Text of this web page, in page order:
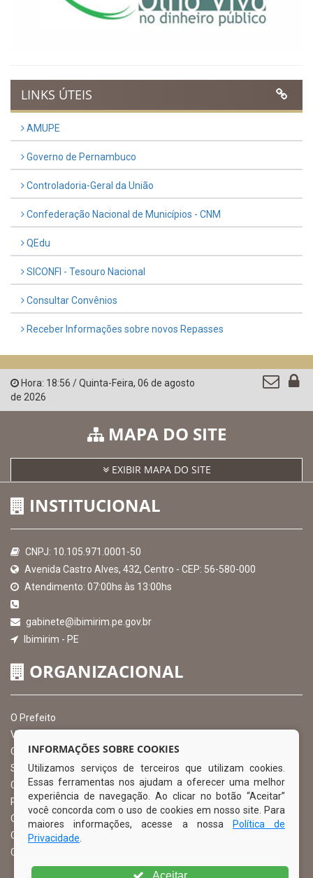
LINKS ÚTEIS
AMUPE
Governo de Pernambuco
Controladoria-Geral da União
Confederação Nacional de Municípios - CNM
QEdu
SICONFI - Tesouro Nacional
Consultar Convênios
Receber Informações sobre novos Repasses
Hora: 18:56 /Quinta-Feira, 06 de agosto
de 2026
MAPA DO SITE
EXIBIR MAPA DO SITE
INSTITUCIONAL
CNPJ: 10.105.971.0001-50
Avenida Castro Alves, 432, Centro - CEP: 56-580-000
Atendimento: 07:00hs às 13:00hs
gabinete@ibimirim.pe.gov.br
Ibimirim - PE
ORGANIZACIONAL
O Prefeito
Vice Prefeito
Ouvidoria Municipal
Serviço de Informação ao Cidadão – SIC
Chefe de Gabinete
Procuradoria Geral
Órgão de Controle Interno
Organograma
Comissão Permanente de Licitação – CPL
INFORMAÇÕES SOBRE COOKIES
Utilizamos serviços de terceiros que utilizam cookies.
Essas ferramentas nos ajudam a oferecer uma melhor
experiência de navegação. Ao clicar no botão “Aceitar”
você concorda com o uso de cookies em nosso site. Para
maiores informações, acesse a nossa
Política de
Privacidade
Aceitar